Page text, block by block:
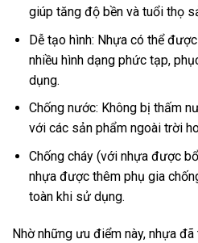
giúp tăng độ bền và tuổi thọ
Dễ tạo hình: Nhựa có thể
nhiều hình dạng phức tạp,
dụng.
Chống nước: Không bị thấm
với các sản phẩm ngoài trời
Chống cháy (với nhựa được
nhựa được thêm phụ gia
toàn khi sử dụng.
Nhờ những ưu điểm này, nhựa